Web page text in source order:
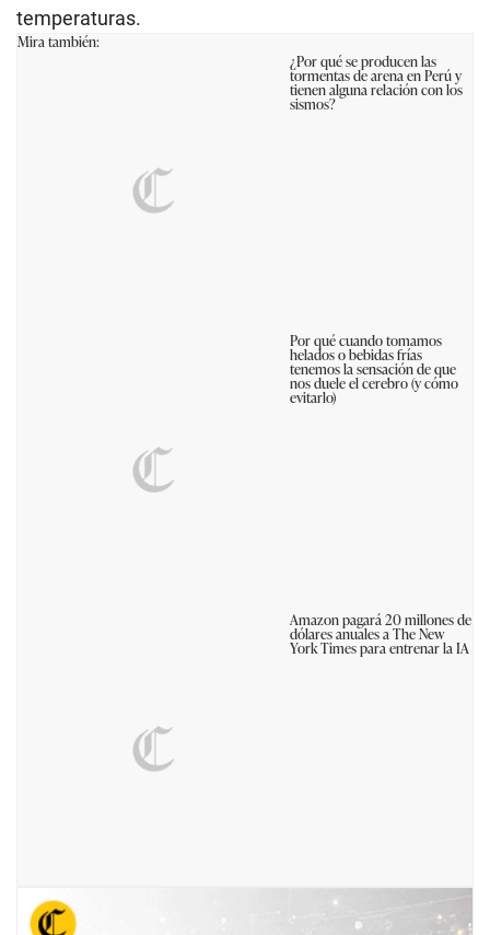
temperaturas.
Mira también:
¿Por qué se producen las
tormentas de arena en Perú y
tienen alguna relación con los
sismos?
Por qué cuando tomamos
helados o bebidas frías
tenemos la sensación de que
nos duele el cerebro (y cómo
evitarlo)
Amazon pagará 20 millones de
dólares anuales a The New
York Times para entrenar la IA